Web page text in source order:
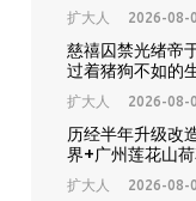
扩大人 2026-08-
慈禧囚禁光绪帝
过着猪狗不如的
扩大人 2026-08-
历经半年升级改
界+广州莲花山
扩大人 2026-08-